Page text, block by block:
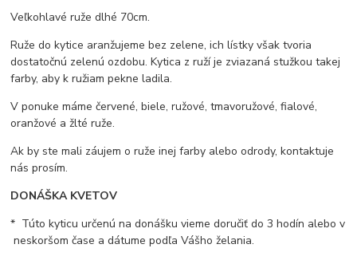
Veľkohlavé ruže dlhé 70cm.
Ruže do kytice aranžujeme bez zelene, ich lístky však tvoria
dostatočnú zelenú ozdobu. Kytica z ruží je zviazaná stužkou takej
farby, aby k ružiam pekne ladila.
V ponuke máme červené, biele, ružové, tmavoružové, fialové,
oranžové a žlté ruže.
Ak by ste mali záujem o ruže inej farby alebo odrody, kontaktuje
nás prosím.
DONÁŠKA KVETOV
* Túto kyticu určenú na donášku vieme doručiť do 3 hodín alebo v
neskoršom čase a dátume podľa Vášho želania.